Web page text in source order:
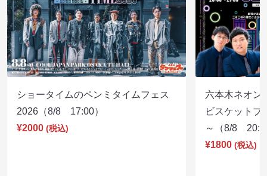
ショータイムのペンミタイムフェス
2026（8/8 17:00）
¥2000 (税込)
六本木ネオン
ビスケットブ
～（8/8
¥1800 (税込)